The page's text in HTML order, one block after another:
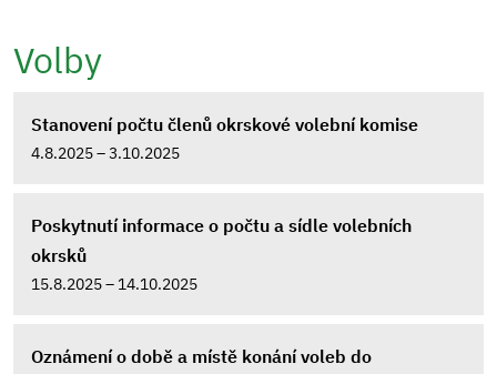
Volby
Stanovení počtu členů okrskové volební komise
4.8.2025 – 3.10.2025
Poskytnutí informace o počtu a sídle volebních
okrsků
15.8.2025 – 14.10.2025
Oznámení o době a místě konání voleb do